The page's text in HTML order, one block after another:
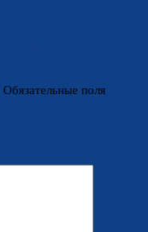
Обязательные поля